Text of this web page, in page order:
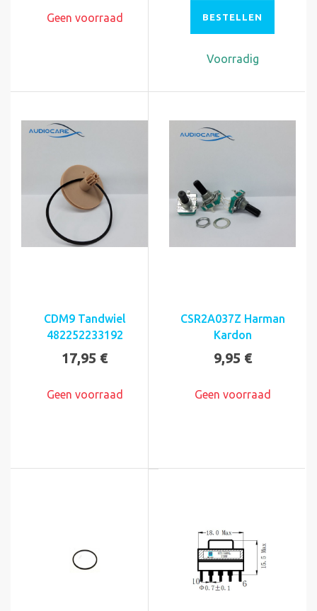
Geen voorraad BESTELLEN
Voorradig
CDM9 Tandwiel
482252233192
17,95 €
Geen voorraad
CSR2A037Z Harman
Kardon
9,95 €
Geen voorraad